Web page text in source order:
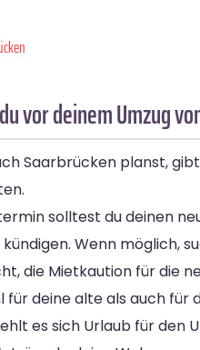
vor deinem Umzug
Saarbrücken planst,
solltest du deinen
Wenn möglich,
die Mietkaution für die
deine alte als auch für
es sich Urlaub für